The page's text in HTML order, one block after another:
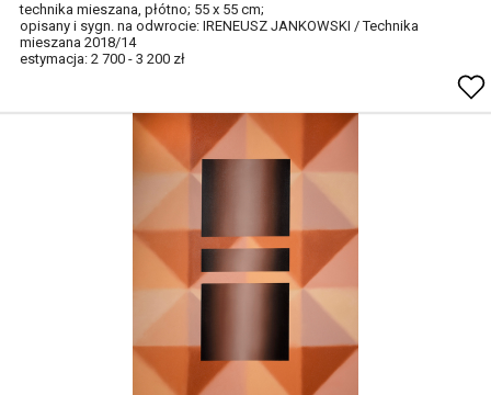
technika mieszana, płótno; 55 x 55 cm;
opisany i sygn. na odwrocie: IRENEUSZ JANKOWSKI / Technika
mieszana 2018/14
estymacja: 2 700 - 3 200 zł